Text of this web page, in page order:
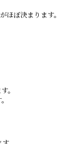
ほぼ決まります。
。